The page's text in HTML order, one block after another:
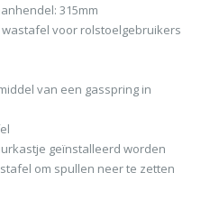
315mm
voor rolstoelgebruikers
van een gasspring in
geïnstalleerd worden
om spullen neer te zetten